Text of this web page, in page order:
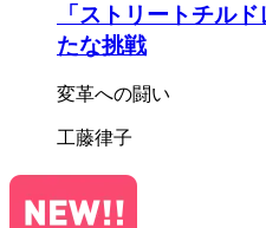
「ストリートチル
たな挑戦
変革への闘い
工藤律子